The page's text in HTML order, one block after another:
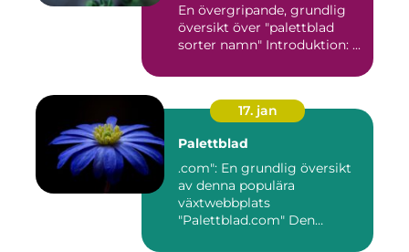
En övergripande, grundlig
översikt över "palettblad
sorter namn" Introduktion: ...
17. jan
Palettblad
.com": En grundlig översikt
av denna populära
växtwebbplats
"Palettblad.com" Den